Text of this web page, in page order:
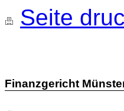
Seite
Finanzgericht